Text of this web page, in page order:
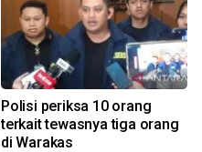
Polisi periksa 10 orang
terkait tewasnya tiga orang
di Warakas